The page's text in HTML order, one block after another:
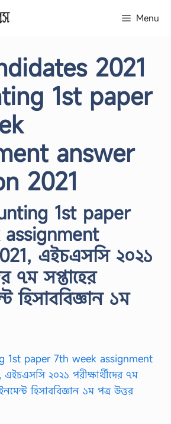
Menu
2021
1st paper
answer
2021
1st paper
এইচএসসি ২০২১
৭ম সপ্তাহের
হিসাববিজ্ঞান ১ম